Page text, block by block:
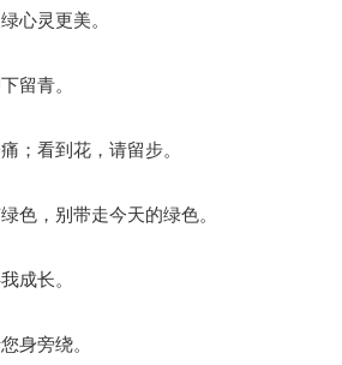
心灵更美。
留青。
；看到花，请留步。
色，别带走今天的绿色。
成长。
身旁绕。